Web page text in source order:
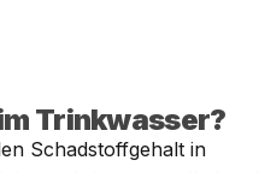
Trinkwasser?
Schadstoffgehalt in